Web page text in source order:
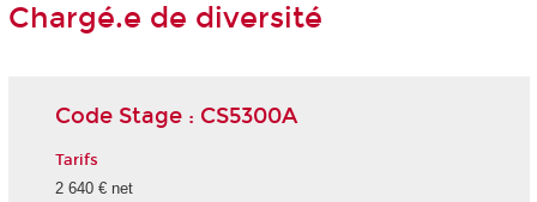
Chargé.e de diversité
Code Stage : CS5300A
Tarifs
2 640 € net